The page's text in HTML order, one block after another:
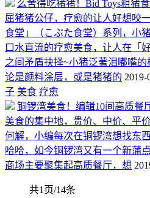
么舍得吃猪猪！Bid Toys粗猪
屈猪猪公仔，疗愈的让人好想咬
食堂」（こぶた食堂）系列，小
口水直流的疗愈美食，让人在「
之间矛盾抉择~小猪泛著泪嘟嘴
论是颜料涂层，或是猪猪的 2019-
子 美食 疗愈
铜锣湾美食！编辑10间高质餐
美食的集中地，贵价、中价、平
何解，小编每次在铜锣湾想找东
哈哈，如今铜锣湾又有一个新蒲
商场主要聚集起高质餐厅，想
共1页/14条